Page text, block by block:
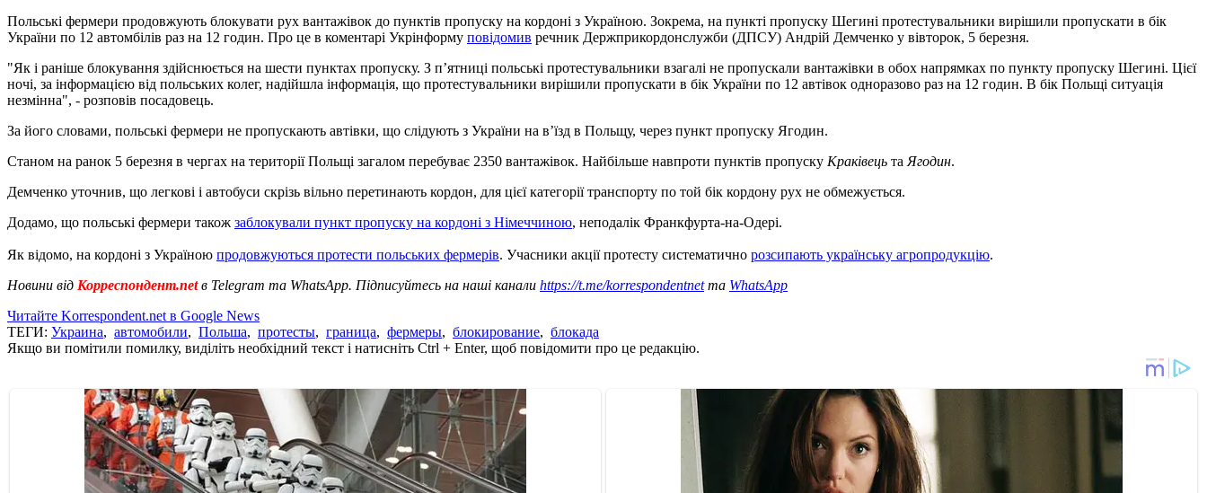
Польські фермери продовжують блокувати рух вантажівок до пунктів пропуску на кордоні з Україною. Зокрема, на пункті пропуску Шегині протестувальники вирішили пропускати в бік
України по 12 автомбілів раз на 12 годин. Про це в коментарі Укрінформу повідомив речник Держприкордонслужби (ДПСУ) Андрій Демченко у вівторок, 5 березня.
"Як і раніше блокування здійснюється на шести пунктах пропуску. З п’ятниці польські протестувальники взагалі не пропускали вантажівки в обох напрямках по пункту пропуску Шегині. Цієї
ночі, за інформацією від польських колег, надійшла інформація, що протестувальники вирішили пропускати в бік України по 12 автівок одноразово раз на 12 годин. В бік Польщі ситуація
незмінна", - розповів посадовець.
За його словами, польські фермери не пропускають автівки, що слідують з України на в’їзд в Польщу, через пункт пропуску Ягодин.
Станом на ранок 5 березня в чергах на території Польщі загалом перебуває 2350 вантажівок. Найбільше навпроти пунктів пропуску Краківець та Ягодин.
Демченко уточнив, що легкові і автобуси скрізь вільно перетинають кордон, для цієї категорії транспорту по той бік кордону рух не обмежується.
Додамо, що польські фермери також заблокували пункт пропуску на кордоні з Німеччиною, неподалік Франкфурта-на-Одері.
Як відомо, на кордоні з Україною продовжуються протести польських фермерів. Учасники акції протесту систематично розсипають українську агропродукцію.
Новини від Корреспондент.netв Telegram та WhatsApp. Підписуйтесь на наші канали https://t.me/korrespondentnetта WhatsApp
Читайте Korrespondent.net в Google News
ТЕГИ: Украина, автомобили, Польша, протесты, граница, фермеры, блокирование, блокада
Якщо ви помітили помилку, виділіть необхідний текст і натисніть Ctrl + Enter, щоб повідомити про це редакцію.